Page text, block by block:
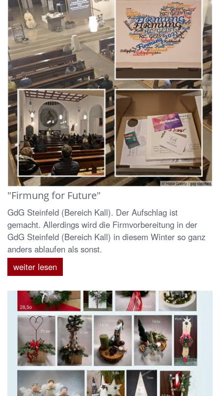
© Holle Goertz / gdg steinfeld
"Firmung for Future"
GdG Steinfeld (Bereich Kall). Der Aufschlag ist
gemacht. Allerdings wird die Firmvorbereitung in der
GdG Steinfeld (Bereich Kall) in diesem Winter so ganz
anders ablaufen als sonst.
weiter lesen